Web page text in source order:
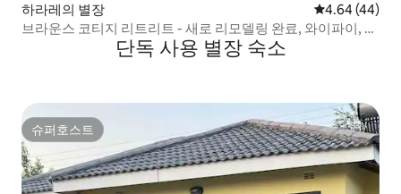
하라레의 별장 평점 4.64점(5
4.64 (44)
브라운스 코티지 리트리트 - 새로 리모델링 완료, 와이파이, 귀
단독 사용 별장 숙소
슈퍼호스트
슈퍼호스트